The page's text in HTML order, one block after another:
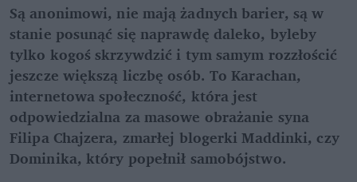
Są anonimowi, nie mają żadnych barier, są w
stanie posunąć się naprawdę daleko, byleby
tylko kogoś skrzywdzić i tym samym rozzłościć
jeszcze większą liczbę osób. To Karachan,
internetowa społeczność, która jest
odpowiedzialna za masowe obrażanie syna
Filipa Chajzera, zmarłej blogerki Maddinki, czy
Dominika, który popełnił samobójstwo.